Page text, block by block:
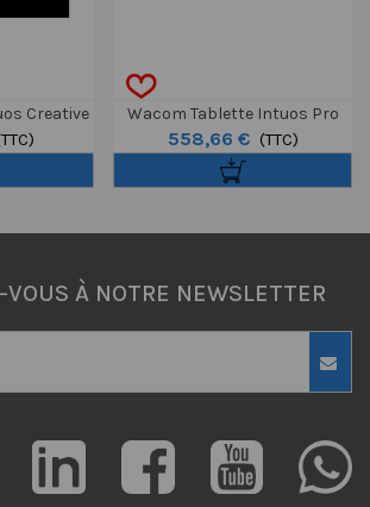
Creative
Wacom Tablette Intuos Pro
Pen L - 2025
558,66 € (TTC)
À NOTRE NEWSLETTER